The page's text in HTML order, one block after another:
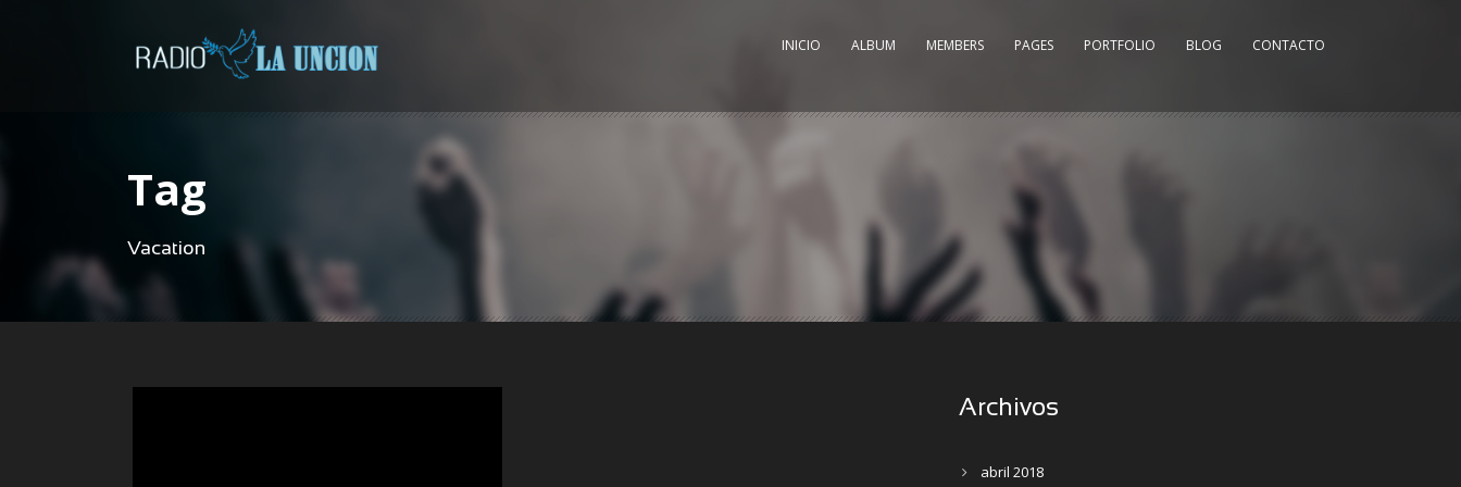
INICIO ALBUM MEMBERS PAGES PORTFOLIO BLOG CONTACTO
Tag
Vacation
Archivos
abril 2018